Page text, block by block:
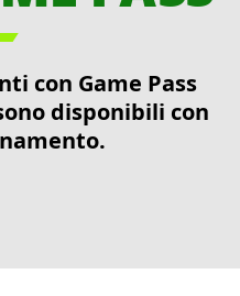
con Game Pass
disponibili con